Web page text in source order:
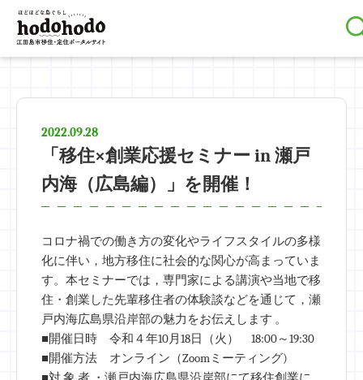
2022.09.28
「移住×創業応援セミナー in 瀬戸
内海（広島編）」を開催！
コロナ禍での働き方の変化やライフスタイルの多様
化に伴い，地方移住に社会的な関心が高まっていま
す。本セミナーでは，専門家による講演や当地で移
住・創業した先輩移住者の体験談などを通じて，瀬
戸内海広島県沿岸部の魅力をお伝えします 。
■開催日時 令和４年10月18日（火） 18:00～19:30
■開催方法 オンライン（Zoomミーティング)